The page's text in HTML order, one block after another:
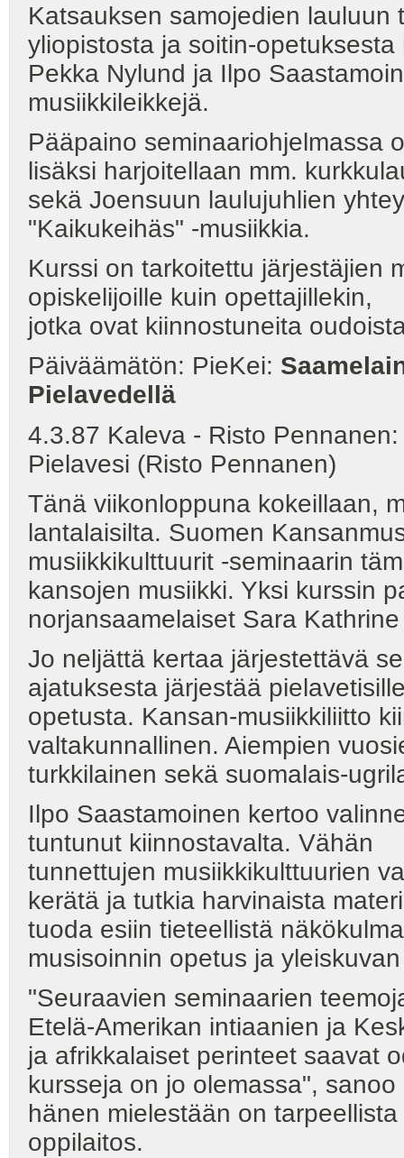
Katsauksen samojedien
yliopistosta ja soitin-opetuksesta
Pekka Nylund ja Ilpo
musiikkileikkejä.
Pääpaino seminaariohjelmassa
lisäksi harjoitellaan mm.
sekä Joensuun laulujuhlien
"Kaikukeihäs" -musiikkia.
Kurssi on tarkoitettu järjestäjien
opiskelijoille kuin opettajillekin,
jotka ovat kiinnostuneita
Päiväämätön: PieKei:
Pielavedellä
4.3.87 Kaleva - Risto
Pielavesi (Risto Pennanen)
Tänä viikonloppuna kokeillaan,
lantalaisilta. Suomen
musiikkikulttuurit -seminaarin
kansojen musiikki. Yksi kurssin
norjansaamelaiset Sara
Jo neljättä kertaa järjestettävä
ajatuksesta järjestää
opetusta. Kansan-musiikkiliitto
valtakunnallinen. Aiempien
turkkilainen sekä suomalais-
Ilpo Saastamoinen kertoo
tuntunut kiinnostavalta. Vähän
tunnettujen musiikkikulttuurien
kerätä ja tutkia harvinaista
tuoda esiin tieteellistä
musisoinnin opetus ja
"Seuraavien seminaarien
Etelä-Amerikan intiaanien ja
ja afrikkalaiset perinteet saavat
kursseja on jo olemassa",
hänen mielestään on
oppilaitos.